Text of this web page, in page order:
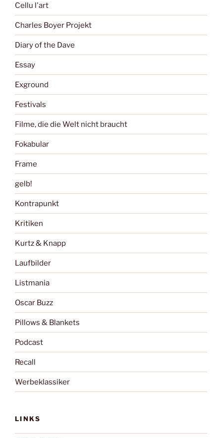
Cellu l'art
Charles Boyer Projekt
Diary of the Dave
Essay
Exground
Festivals
Filme, die die Welt nicht braucht
Fokabular
Frame
gelb!
Kontrapunkt
Kritiken
Kurtz & Knapp
Laufbilder
Listmania
Oscar Buzz
Pillows & Blankets
Podcast
Recall
Werbeklassiker
LINKS